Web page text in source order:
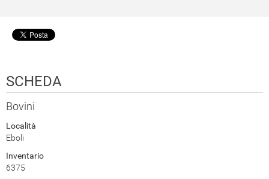
SCHEDA
Bovini
Località
Eboli
Inventario
6375